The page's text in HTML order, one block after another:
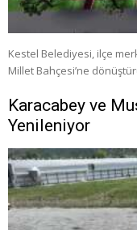
Kestel Belediyesi, ilçe
Millet Bahçesi’ne
Karacabey ve
Yenileniyor